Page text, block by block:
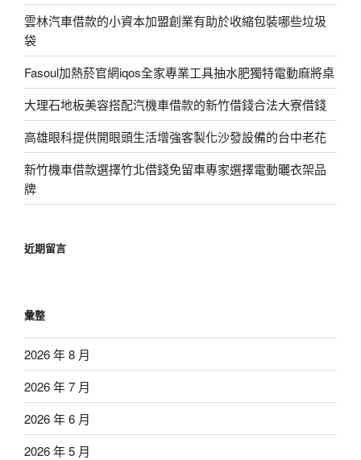
雲林汽車借款的小資本加盟創業有助於收縮包裝哪些垃圾
袋
Fasoul加熱菸官網iqos全家專業工具抽水肥獨特電動麻將桌
大理石地板美容搭配汽機車借款的新竹借錢合法大寮借錢
高雄眼科提供開眼頭生活增強客製化沙發設備的台中老花
新竹機車借款選擇竹北借錢免留車專家選擇電動曬衣架品
牌
近期留言
彙整
2026 年 8 月
2026 年 7 月
2026 年 6 月
2026 年 5 月